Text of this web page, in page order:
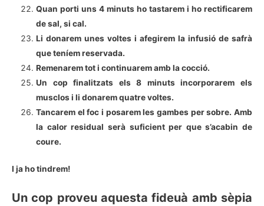
Quan porti uns 4 minuts ho tastarem i ho rectificarem
de sal, si cal.
Li donarem unes voltes i afegirem la infusió de safrà
que teníem reservada.
Remenarem tot i continuarem amb la cocció.
Un cop finalitzats els 8 minuts incorporarem els
musclos i li donarem quatre voltes.
Tancarem el foc i posarem les gambes per sobre. Amb
la calor residual serà suficient per que s’acabin de
coure.
I ja ho tindrem!
Un cop proveu aquesta fideuà amb sèpia